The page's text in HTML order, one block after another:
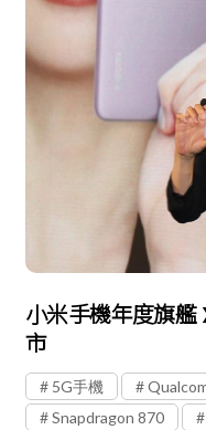
小米手機年度旗
市
5G手機
Snapdragon 870